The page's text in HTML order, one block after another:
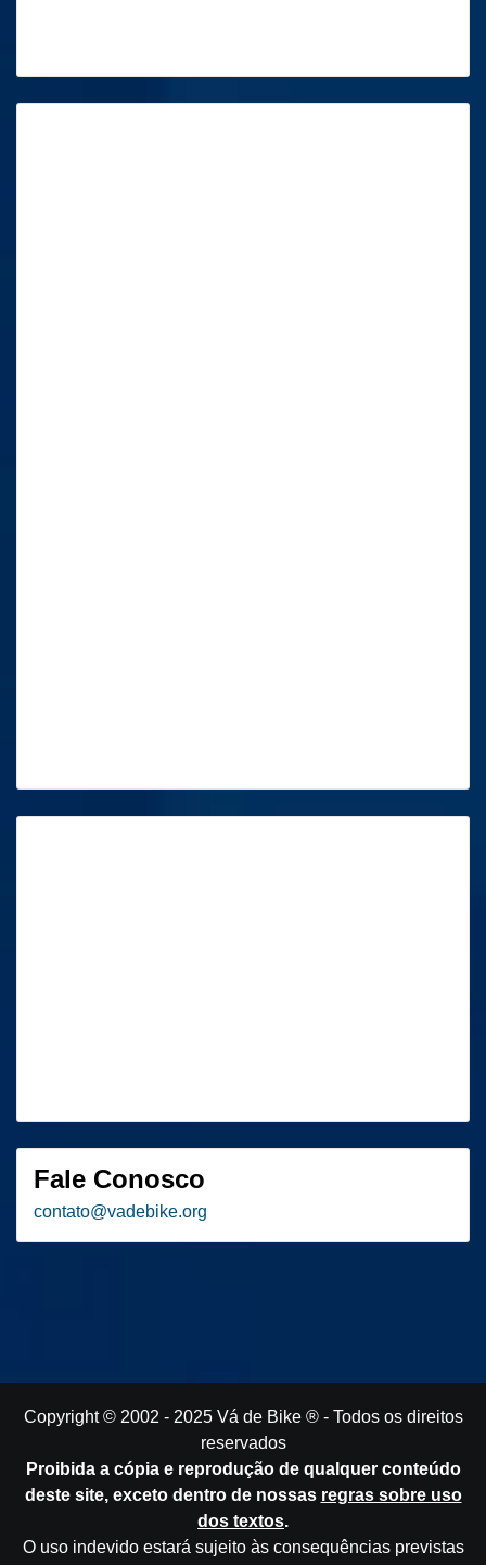
Fale Conosco
contato@vadebike.org
Copyright © 2002 - 2025 Vá de Bike® - Todos os direitos
reservados
Proibida a cópia e reprodução de qualquer conteúdo
deste site, exceto dentro de nossas regras sobre uso
dos textos.
O uso indevido estará sujeito às consequências previstas